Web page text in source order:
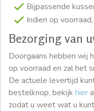
Bijpassende
Indien op
Bezorging van
Doorgaans hebben wij
op voorraad en zal het
De actuele levertijd
bestelknop, bekijk hier
zodat u weet wat u